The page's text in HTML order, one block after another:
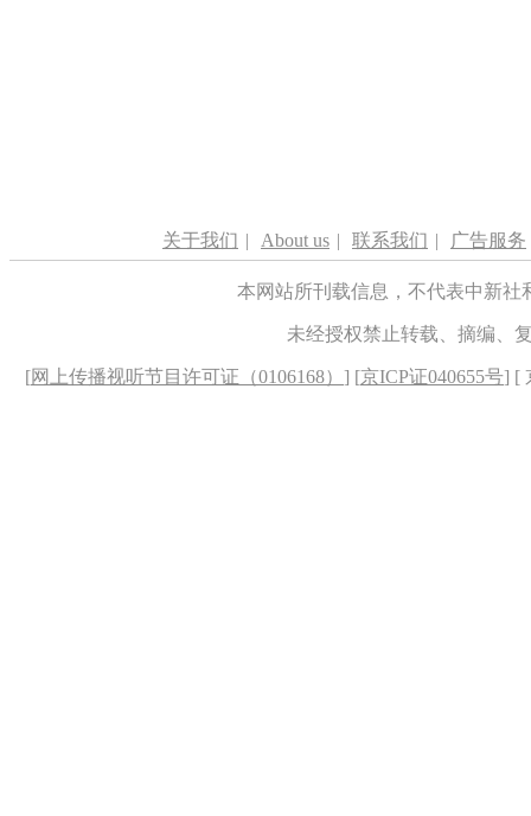
关于我们 | About us | 联系我们 | 广告服务
本网站所刊载信息，不代表中新
未经授权禁止转载、摘编、
[网上传播视听节目许可证（0106168） ] [京ICP证040655号] [